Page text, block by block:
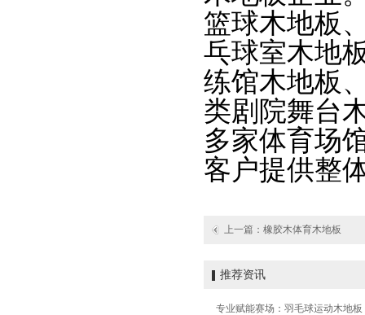
篮球木地板
乓球室木地
练馆木地板
类剧院舞台
多家体育场
客户提供整
上一篇： 橡胶木体育木地板
推荐资讯
专业赋能赛场：羽毛球运动木地板